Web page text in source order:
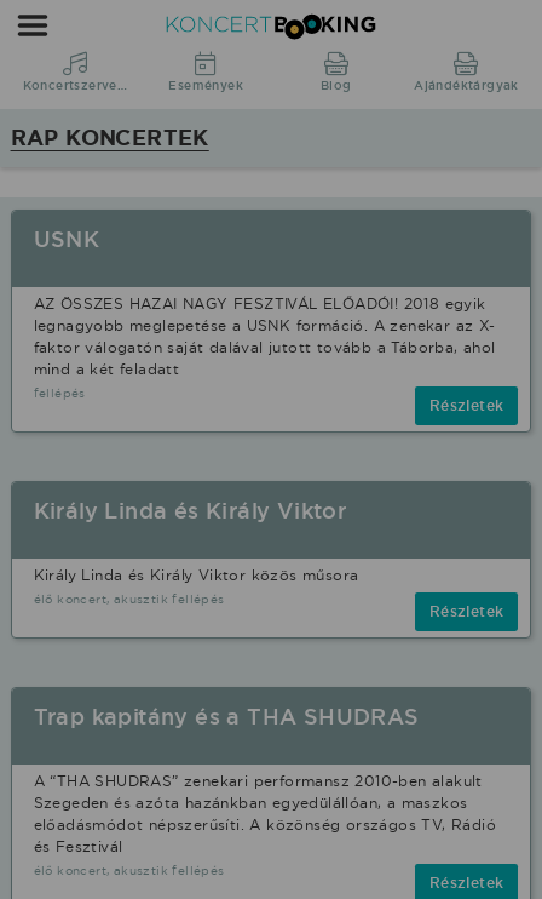
Koncertbooking
Koncertszervezés
Koncertek
fellépések
Rap
stílusban.
Koncertszervezés Események Blog Ajándéktárgyak
RAP KONCERTEK
USNK
AZ ÖSSZES HAZAI NAGY FESZTIVÁL ELŐADÓI! 2018 egyik
legnagyobb meglepetése a USNK formáció. A zenekar az X-
faktor válogatón saját dalával jutott tovább a Táborba, ahol
mind a két feladatt
fellépés
Részletek
Király Linda és Király Viktor
Király Linda és Király Viktor közös műsora
élő koncert, akusztik fellépés
Részletek
Trap kapitány és a THA SHUDRAS
A “THA SHUDRAS” zenekari performansz 2010-ben alakult
Szegeden és azóta hazánkban egyedülállóan, a maszkos
előadásmódot népszerűsíti. A közönség országos TV, Rádió
és Fesztivál
élő koncert, akusztik fellépés
Részletek